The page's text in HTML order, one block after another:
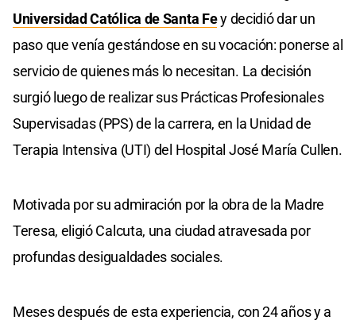
Universidad Católica de Santa Fey decidió dar un
paso que venía gestándose en su vocación: ponerse al
servicio de quienes más lo necesitan. La decisión
surgió luego de realizar sus Prácticas Profesionales
Supervisadas (PPS) de la carrera, en la Unidad de
Terapia Intensiva (UTI) del Hospital José María Cullen.
Motivada por su admiración por la obra de la Madre
Teresa, eligió Calcuta, una ciudad atravesada por
profundas desigualdades sociales.
Meses después de esta experiencia, con 24 años y a